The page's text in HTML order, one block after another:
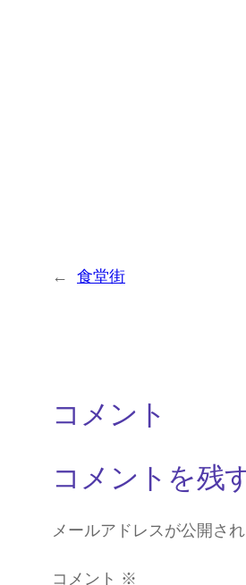
← 食堂街
コメント
コメントを残
メールアドレスが公開さ
コメント ※